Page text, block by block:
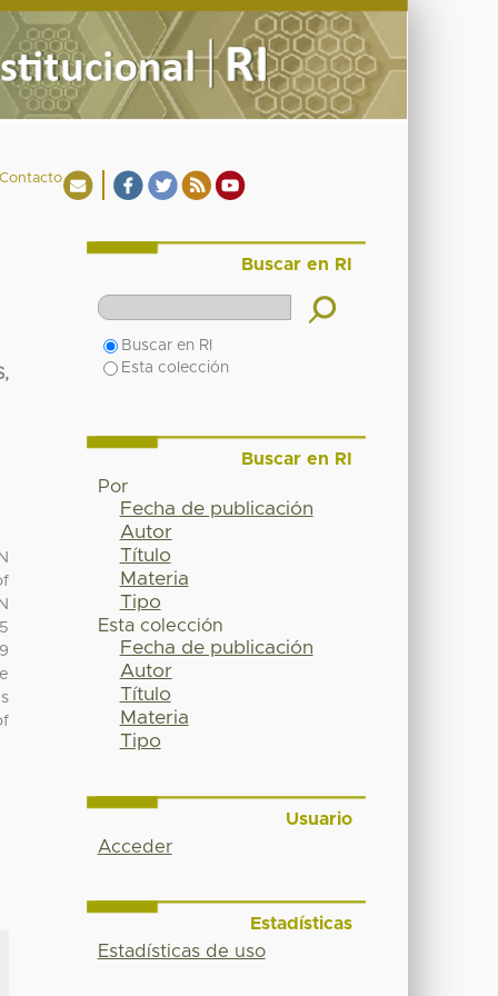
Contacto
Buscar en RI
Buscar en RI
Esta colección
Buscar en RI
Por
Fecha de publicación
Autor
Título
Materia
Tipo
Esta colección
Fecha de publicación
Autor
Título
Materia
Tipo
Usuario
Acceder
Estadísticas
Estadísticas de uso